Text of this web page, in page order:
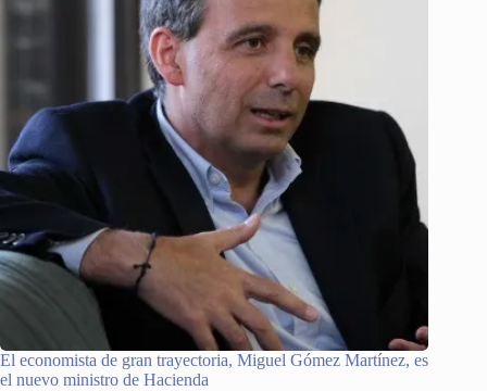
El economista de gran trayectoria, Miguel Gómez Martínez, es
el nuevo ministro de Hacienda